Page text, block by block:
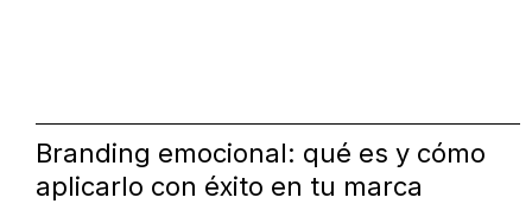
Branding emocional: qué es y cómo
aplicarlo con éxito en tu marca